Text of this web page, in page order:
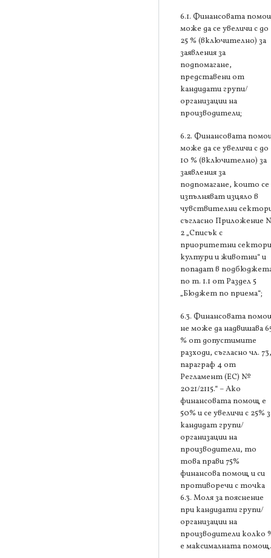
6.1. Финансовата
може да се увеличи с до
25 % (включително) за
заявления за
подпомагане,
представени от
кандидати групи/
организации на
производители;
6.2. Финансовата
може да се увеличи с до
10 % (включително) за
заявления за
подпомагане, които се
изпълняват изцяло в
чувствителни
съгласно Приложение
2 „Списък с
приоритетни
култури и животни“ и
попадат в
по т. 1.1 от Раздел 5
„Бюджет по приема“;
6.3. Финансовата
не може да надвишава
% от допустимите
разходи, съгласно чл. 73,
параграф 4 от
Регламент (ЕС) №
2021/2115.“ – Ако
финансовата помощ е
50% и се увеличи с 25%
кандидат групи/
организации на
производители, то
това прави 75%
финансова помощ и си
противоречи с точка
6.3. Моля за пояснение
при кандидати групи/
организации на
производители колко
е максималната помощ.